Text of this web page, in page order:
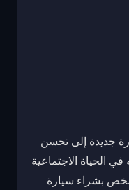
جديدة إلى تحسن
الحياة الاجتماعية
بشراء سيارة